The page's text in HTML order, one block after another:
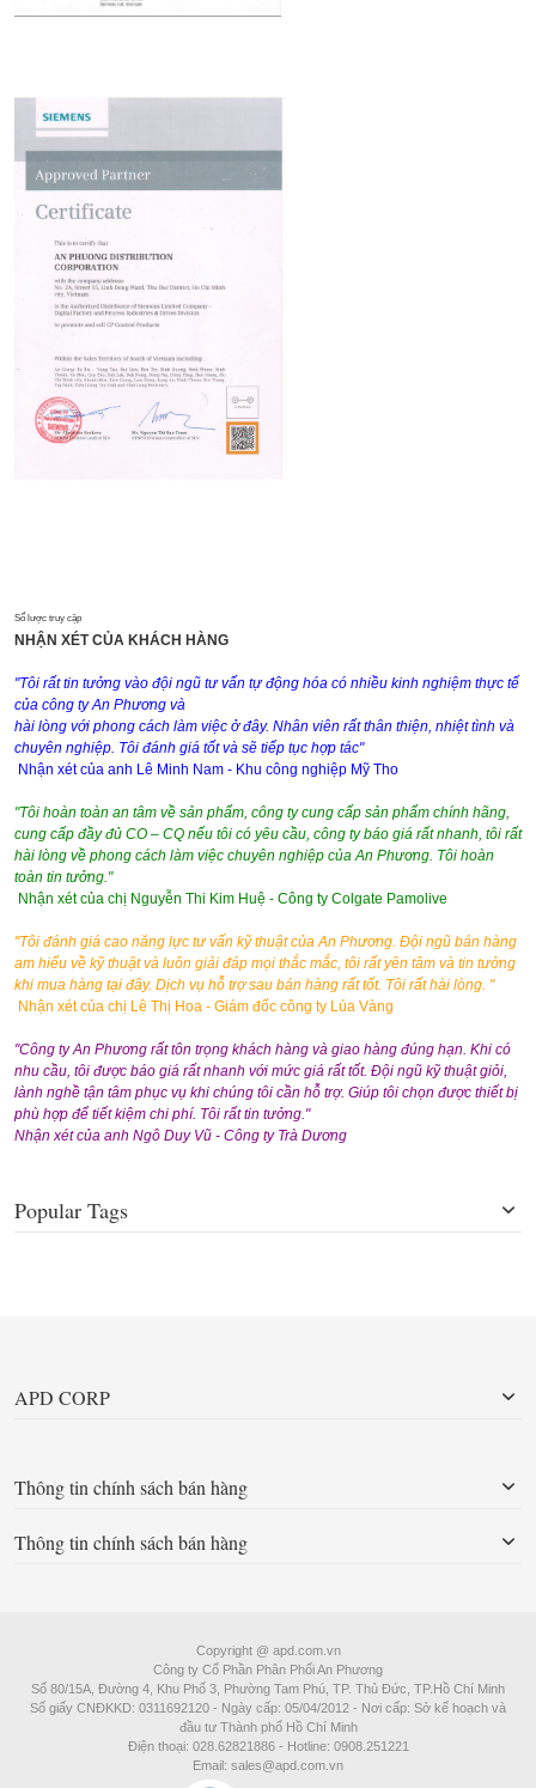
Số lược truy cập
NHẬN XÉT CỦA KHÁCH HÀNG
"Tôi rất tin tưởng vào đội ngũ tư vấn tự động hóa có nhiều kinh nghiệm thực tế
của công ty An Phương và
hài lòng với phong cách làm việc ở đây. Nhân viên rất thân thiện, nhiệt tình và
chuyên nghiệp. Tôi đánh giá tốt và sẽ tiếp tục hợp tác"
Nhận xét của anh Lê Minh Nam - Khu công nghiệp Mỹ Tho
"Tôi hoàn toàn an tâm về sản phẩm, công ty cung cấp sản phẩm chính hãng,
cung cấp đầy đủ CO – CQ nếu tôi có yêu cầu, công ty báo giá rất nhanh, tôi rất
hài lòng về phong cách làm việc chuyên nghiệp của An Phương. Tôi hoàn
toàn tin tưởng."
Nhận xét của chị Nguyễn Thi Kim Huệ - Công ty Colgate Pamolive
"Tôi đánh giá cao năng lực tư vấn kỹ thuật của An Phương. Đội ngũ bán hàng
am hiểu về kỹ thuật và luôn giải đáp mọi thắc mắc, tôi rất yên tâm và tin tưởng
khi mua hàng tại đây. Dịch vụ hỗ trợ sau bán hàng rất tốt. Tôi rất hài lòng. "
Nhận xét của chị Lê Thị Hoa - Giám đốc công ty Lúa Vàng
"Công ty An Phương rất tôn trọng khách hàng và giao hàng đúng hạn. Khi có
nhu cầu, tôi được báo giá rất nhanh với mức giá rất tốt. Đội ngũ kỹ thuật giỏi,
lành nghề tận tâm phục vụ khi chúng tôi cần hỗ trợ. Giúp tôi chọn được thiết bị
phù hợp để tiết kiệm chi phí. Tôi rất tin tưởng."
Nhận xét của anh Ngô Duy Vũ - Công ty Trà Dương
Popular Tags
APD CORP
Thông tin chính sách bán hàng
Thông tin chính sách bán hàng
Copyright @ apd.com.vn
Công ty Cổ Phần Phân Phối An Phương
Số 80/15A, Đường 4, Khu Phố 3, Phường Tam Phú, TP. Thủ Đức, TP.Hồ Chí Minh
Số giấy CNĐKKD: 0311692120 - Ngày cấp: 05/04/2012 - Nơi cấp: Sở kế hoạch và
đầu tư Thành phố Hồ Chí Minh
Điện thoại: 028.62821886 - Hotline: 0908.251221
Email: sales@apd.com.vn